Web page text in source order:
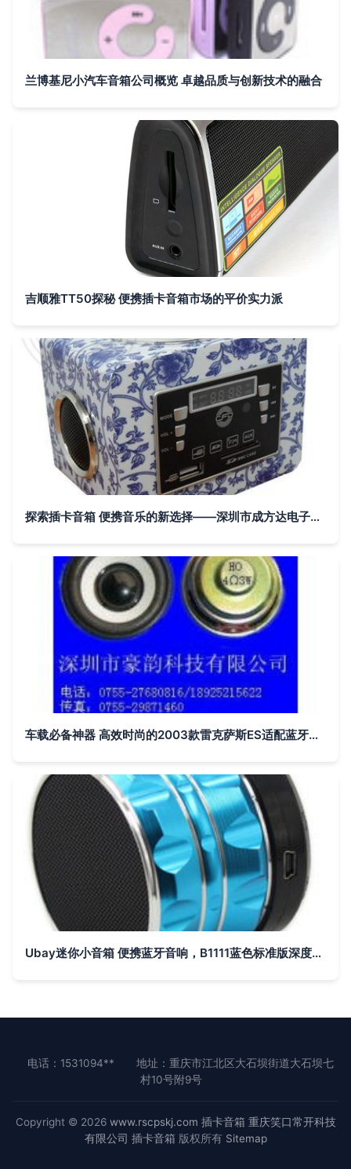
兰博基尼小汽车音箱公司概览 卓越品质与创新技术的融合
吉顺雅TT50探秘 便携插卡音箱市场的平价实力派
探索插卡音箱 便携音乐的新选择——深圳市成方达电子产品解析
车载必备神器 高效时尚的2003款雷克萨斯ES适配蓝牙MP3播放器/U盘槽式音乐播放
Ubay迷你小音箱 便携蓝牙音响，B1111蓝色标准版深度评测
电话：1531094**
地址：重庆市江北区大石坝街道大石坝七
村10号附9号
Copyright © 2026 www.rscpskj.com 插卡音箱 重庆笑口常开科技
有限公司 插卡音箱 版权所有 Sitemap